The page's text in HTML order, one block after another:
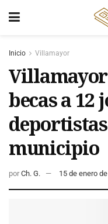
Inicio Villamayor
becas a 12
municipio
por Ch. G. 15 de enero